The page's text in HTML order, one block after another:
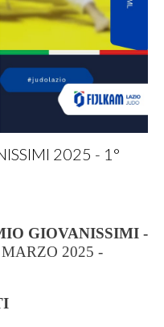
2025 - 1°
GIOVANISSIMI -
2025 -